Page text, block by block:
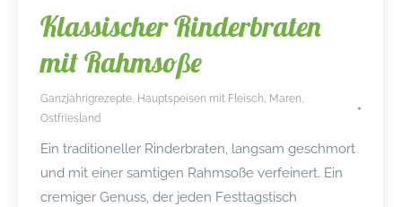
Klassischer Rinderbraten
mit Rahmsoße
Ganzjährigrezepte, Hauptspeisen mit Fleisch, Maren,
Ostfriesland
Ein traditioneller Rinderbraten, langsam geschmort
und mit einer samtigen Rahmsoße verfeinert. Ein
cremiger Genuss, der jeden Festtagstisch